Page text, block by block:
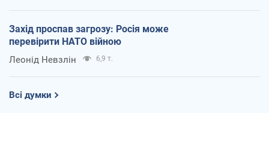
Захід проспав загрозу: Росія може
перевірити НАТО війною
Леонід Невзлін 6,9 т.
Всі думки